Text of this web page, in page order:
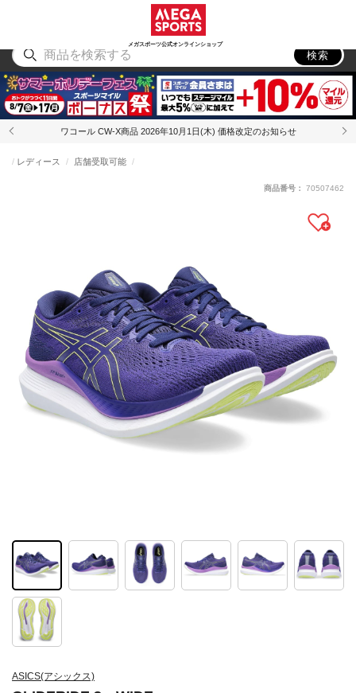
メガスポーツ公式オンラインショップ
アウトドア
検索
ワコール CW-X商品 2026年10月1日(木) 価格改定のお知らせ
ASICS(アシックス)
レディース 店舗受取可能
商品番号： 70507462